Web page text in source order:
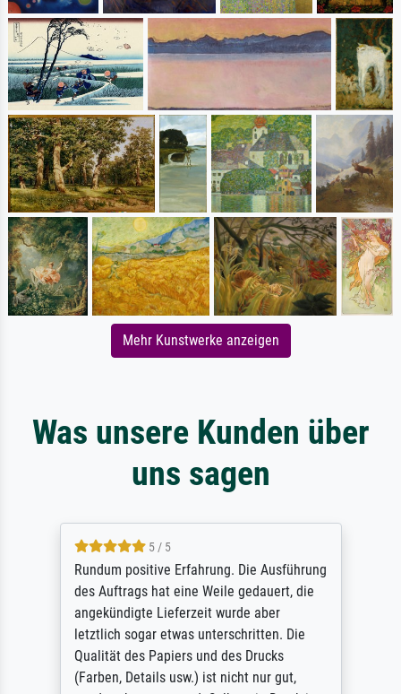
Mehr Kunstwerke anzeigen
Was unsere Kunden über
uns sagen
5 / 5
Rundum positive Erfahrung. Die Ausführung
des Auftrags hat eine Weile gedauert, die
angekündigte Lieferzeit wurde aber
letztlich sogar etwas unterschritten. Die
Qualität des Papiers und des Drucks
(Farben, Details usw.) ist nicht nur gut,